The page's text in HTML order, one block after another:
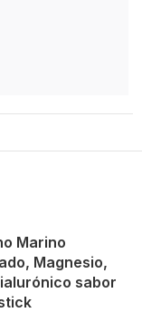
Marino
Magnesio,
sabor